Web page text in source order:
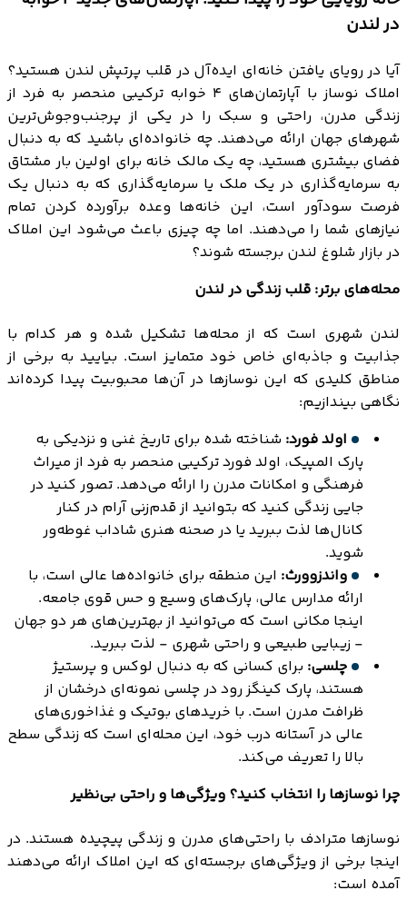
در لندن
آیا در رویای یافتن خانه‌ای ایده‌آل در قلب پرتپش لندن هستید؟
املاک نوساز با آپارتمان‌های ۴ خوابه ترکیبی منحصر به فرد از
زندگی مدرن، راحتی و سبک را در یکی از پرجنب‌وجوش‌ترین
شهرهای جهان ارائه می‌دهند. چه خانواده‌ای باشید که به دنبال
فضای بیشتری هستید، چه یک مالک خانه برای اولین بار مشتاق
به سرمایه‌گذاری در یک ملک یا سرمایه‌گذاری که به دنبال یک
فرصت سودآور است، این خانه‌ها وعده برآورده کردن تمام
نیازهای شما را می‌دهند. اما چه چیزی باعث می‌شود این املاک
در بازار شلوغ لندن برجسته شوند؟
محله‌های برتر: قلب زندگی در لندن
لندن شهری است که از محله‌ها تشکیل شده و هر کدام با
جذابیت و جاذبه‌ای خاص خود متمایز است. بیایید به برخی از
مناطق کلیدی که این نوسازها در آن‌ها محبوبیت پیدا کرده‌اند
نگاهی بیندازیم:
اولد فورد: شناخته شده برای تاریخ غنی و نزدیکی به
پارک المپیک، اولد فورد ترکیبی منحصر به فرد از میراث
فرهنگی و امکانات مدرن را ارائه می‌دهد. تصور کنید در
جایی زندگی کنید که بتوانید از قدم‌زنی آرام در کنار
کانال‌ها لذت ببرید یا در صحنه هنری شاداب غوطه‌ور
شوید.
واندزوورث: این منطقه برای خانواده‌ها عالی است، با
ارائه مدارس عالی، پارک‌های وسیع و حس قوی جامعه.
اینجا مکانی است که می‌توانید از بهترین‌های هر دو جهان
- زیبایی طبیعی و راحتی شهری - لذت ببرید.
چلسی: برای کسانی که به دنبال لوکس و پرستیژ
هستند، پارک کینگز رود در چلسی نمونه‌ای درخشان از
ظرافت مدرن است. با خریدهای بوتیک و غذاخوری‌های
عالی در آستانه درب خود، این محله‌ای است که زندگی سطح
بالا را تعریف می‌کند.
چرا نوسازها را انتخاب کنید؟ ویژگی‌ها و راحتی بی‌نظیر
نوسازها مترادف با راحتی‌های مدرن و زندگی پیچیده هستند. در
اینجا برخی از ویژگی‌های برجسته‌ای که این املاک ارائه می‌دهند
آمده است: